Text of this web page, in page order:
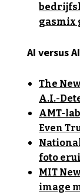
gasmix
AI versus
The
A.I.-
AMT-
Even
foto
MIT
image